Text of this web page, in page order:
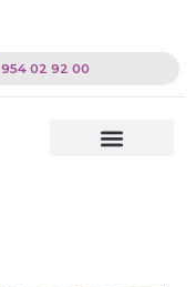
954 02 92 00